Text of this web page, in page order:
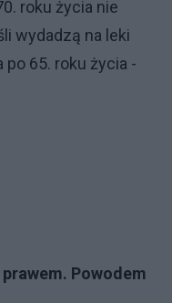
roku życia nie
wydadzą na leki
65. roku życia -
Powodem